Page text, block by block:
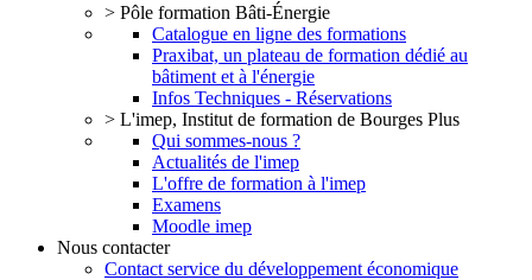
> Pôle formation Bâti-Énergie
Catalogue en ligne des formations
Praxibat, un plateau de formation dédié au
bâtiment et à l'énergie
Infos Techniques - Réservations
> L'imep, Institut de formation de Bourges Plus
Qui sommes-nous ?
Actualités de l'imep
L'offre de formation à l'imep
Examens
Moodle imep
Nous contacter
Contact service du développement économique